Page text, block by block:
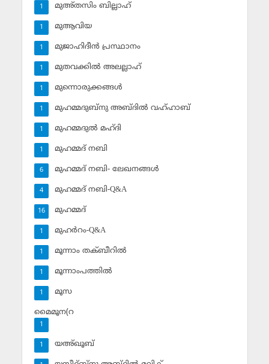
മുഅ്തസിം ബില്ലാഹ്
1
മുആവിയ
1
മുജാഹിദീന്‍ പ്രസ്ഥാനം
1
മുതവക്കില്‍ അലല്ലാഹ്
1
മുന്നൊരുക്കങ്ങള്‍
1
മുഹമ്മദുബ്‌നു അബ്ദില്‍ വഹ്ഹാബ്
1
മുഹമ്മദുല്‍ മഹ്ദി
1
മുഹമ്മദ് നബി
1
മുഹമ്മദ് നബി- ലേഖനങ്ങള്‍
6
മുഹമ്മദ് നബി-Q&A
4
മുഹമ്മദ്‌
16
മുഹര്‍റം-Q&A
1
മൂന്നാം തക്ബീറില്‍
1
മൂന്നാംപത്തില്‍
1
മൂസ
1
മൈമൂന(റ
1
യഅ്ഖൂബ്‌
1